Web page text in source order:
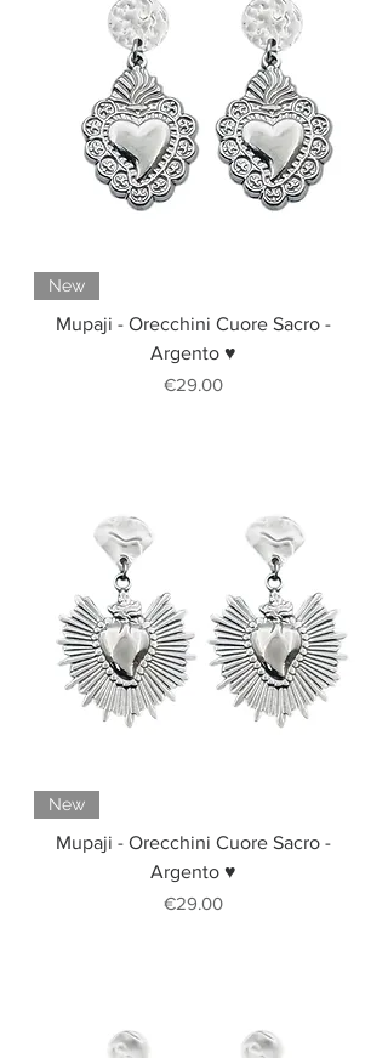
New
Mupaji - Orecchini Cuore Sacro -
Argento ♥
Price
€29.00
New
Mupaji - Orecchini Cuore Sacro -
Argento ♥
Price
€29.00